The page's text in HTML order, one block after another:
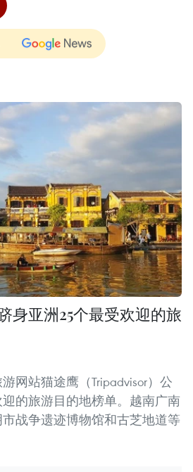
身亚洲25个最受欢迎的旅
网站猫途鹰（Tripadvisor）公
的旅游目的地榜单。越南广南
战争遗迹博物馆和古芝地道等